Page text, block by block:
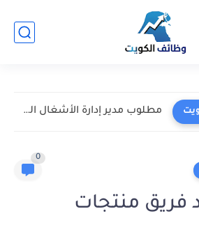
مطلوب مدير إدارة الأشغال العامة في شركة فلور لخدمات الهندسة...
0
فريق منتجات